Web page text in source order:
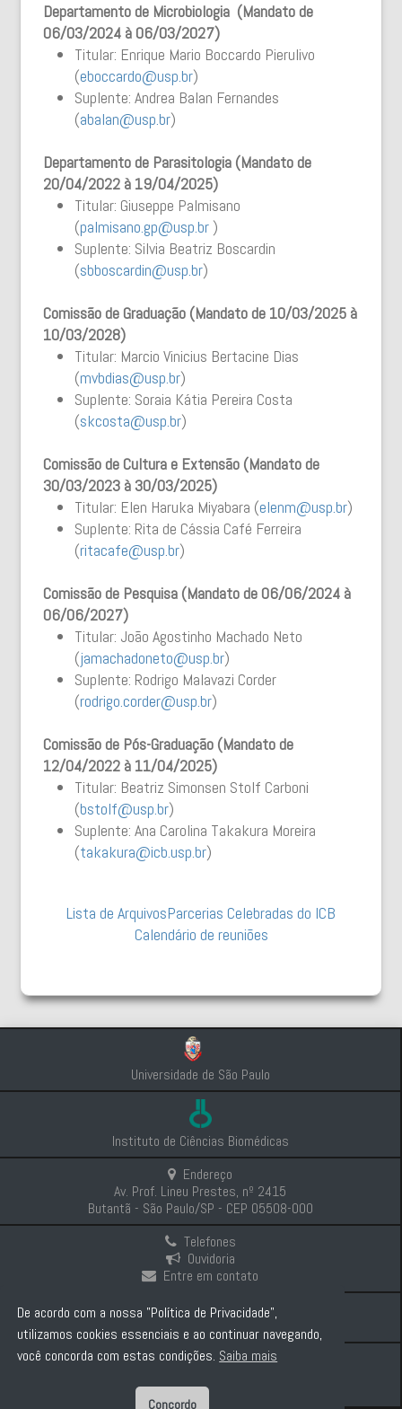
Departamento de Microbiologia (Mandato de
06/03/2024 à 06/03/2027)
Titular: Enrique Mario Boccardo Pierulivo
(eboccardo@usp.br)
Suplente: Andrea Balan Fernandes
(abalan@usp.br)
Departamento de Parasitologia (Mandato de
20/04/2022 à 19/04/2025)
Titular: Giuseppe Palmisano
(palmisano.gp@usp.br)
Suplente: Silvia Beatriz Boscardin
(sbboscardin@usp.br)
Comissão de Graduação (Mandato de 10/03/2025 à
10/03/2028)
Titular: Marcio Vinicius Bertacine Dias
(mvbdias@usp.br)
Suplente: Soraia Kátia Pereira Costa
(skcosta@usp.br)
Comissão de Cultura e Extensão (Mandato de
30/03/2023 à 30/03/2025)
Titular: Elen Haruka Miyabara (elenm@usp.br)
Suplente: Rita de Cássia Café Ferreira
(ritacafe@usp.br)
Comissão de Pesquisa (Mandato de 06/06/2024 à
06/06/2027)
Titular: João Agostinho Machado Neto
(jamachadoneto@usp.br)
Suplente: Rodrigo Malavazi Corder
(rodrigo.corder@usp.br)
Comissão de Pós-Graduação (Mandato de
12/04/2022 à 11/04/2025)
Titular: Beatriz Simonsen Stolf Carboni
(bstolf@usp.br)
Suplente: Ana Carolina Takakura Moreira
(takakura@icb.usp.br)
Lista de ArquivosParcerias Celebradas do ICB
Calendário de reuniões
Universidade de São Paulo
Instituto de Ciências Biomédicas
Endereço
Av. Prof. Lineu Prestes, nº 2415
Butantã - São Paulo/SP - CEP 05508-000
Telefones
Ouvidoria
Entre em contato
Intranet
Comunicação e Imprensa
Politica de Privacidade
De acordo com a nossa "Política de Privacidade",
utilizamos cookies essenciais e ao continuar navegando,
você concorda com estas condições. Saiba mais
Concordo